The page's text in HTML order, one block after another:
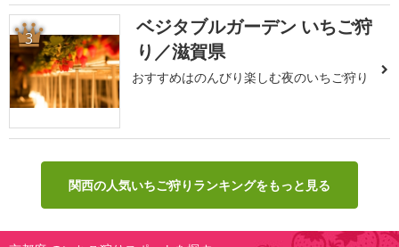
3
ベジタブルガーデン いちご狩
り／滋賀県
おすすめはのんびり楽しむ夜のいちご狩り
関西の人気いちご狩りランキングをもっと見る